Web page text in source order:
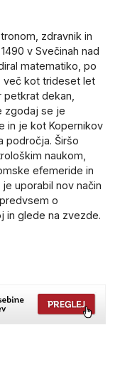
zdravnik in
v Svečinah nad
matematiko, po
več kot trideset let
dekan,
zgodaj se je
in je kot Kopernikov
področja. Širšo
naukom,
efemeride in
uporabil nov način
o
in glede na zvezde.